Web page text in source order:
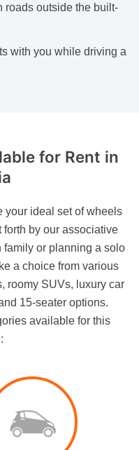
roads outside the built-
with you while driving a
for Rent in
your ideal set of wheels
by our associative
or planning a solo
a choice from various
roomy SUVs, luxury car
15-seater options.
available for this